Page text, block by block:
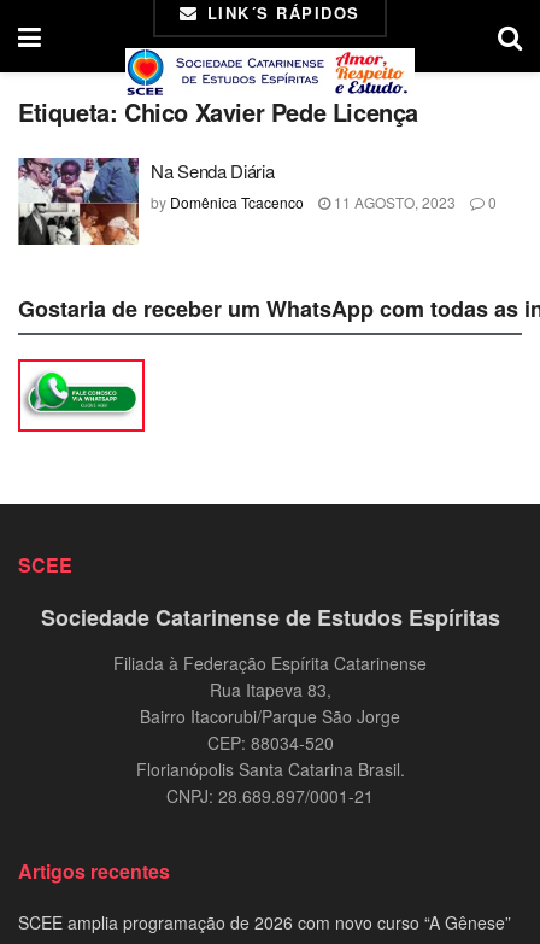
LINK´S RÁPIDOS
Etiqueta: Chico Xavier Pede Licença
Na Senda Diária
by Domênica Tcacenco 11 AGOSTO, 2023 0
Gostaria de receber um WhatsApp com todas
SCEE
Sociedade Catarinense de Estudos Espíritas
Filiada à Federação Espírita Catarinense
Rua Itapeva 83,
Bairro Itacorubi/Parque São Jorge
CEP: 88034-520
Florianópolis Santa Catarina Brasil.
CNPJ: 28.689.897/0001-21
Artigos recentes
SCEE amplia programação de 2026 com novo curso “A Gênese”